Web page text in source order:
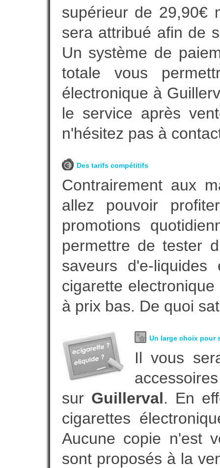
supérieur de 29,90€
sera attribué afin de
Un système de
totale vous
électronique à
le service après
n'hésitez pas à
Des tarifs compétitifs
Contrairement aux
allez pouvoir
promotions
permettre de tester
saveurs d'e-
cigarette
à prix bas. De quoi
Un large choix pour
Il vous
sur Guillerval. En
cigarettes
Aucune copie n'est
sont proposés à la